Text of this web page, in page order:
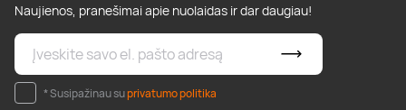
Naujienos, pranešimai apie nuolaidas ir dar daugiau!
* Susipažinau suprivatumo politika